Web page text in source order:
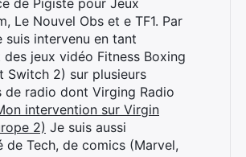
Le Nouvel Obs et e TF1. Par
suis intervenu en tant
jeux vidéo Fitness Boxing
Switch 2) sur plusieurs
de radio dont Virging Radio
intervention sur Virgin
2) Je suis aussi
de Tech, de comics (Marvel,